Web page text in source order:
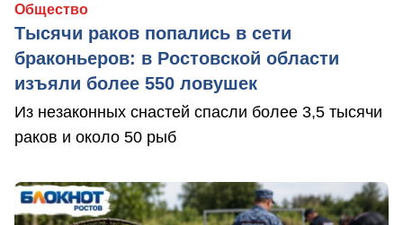
Общество
Тысячи раков попались в сети
браконьеров: в Ростовской области
изъяли более 550 ловушек
Из незаконных снастей спасли более 3,5 тысячи
раков и около 50 рыб